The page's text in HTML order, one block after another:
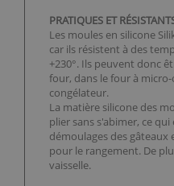
PRATIQUES ET
Les moules en silicone
car ils résistent à des
+230°. Ils peuvent donc
four, dans le four à
congélateur.
La matière silicone des
plier sans s'abimer, ce
démoulages des
pour le rangement. De
vaisselle.